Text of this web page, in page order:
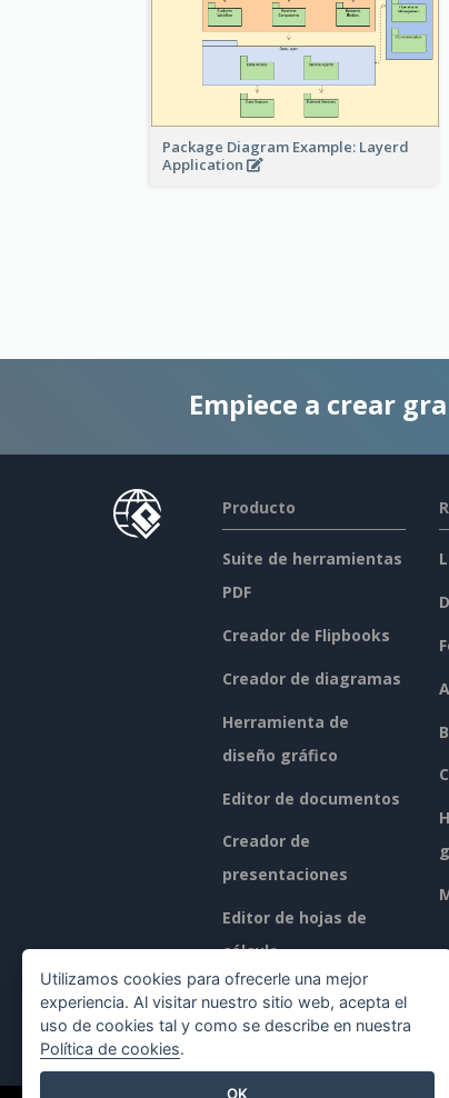
Package Diagram Example: Layerd
Application
Empiece a crear
Producto
Suite de herramientas
PDF
Creador de Flipbooks
Creador de diagramas
Herramienta de
diseño gráfico
Editor de documentos
Creador de
presentaciones
Editor de hojas de
cálculo
Precios
Utilizamos cookies para ofrecerle una mejor
experiencia. Al visitar nuestro sitio web, acepta el
uso de cookies tal y como se describe en nuestra
Política de cookies.
OK